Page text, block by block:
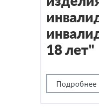
Подробнее
18 лет"